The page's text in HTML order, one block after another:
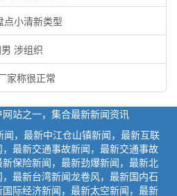
点小清新类型
涉组织
家称很正常
站之一，集合最新新闻资讯
，最新中江仓山镇新闻，最新互联
最新交通事故新闻，最新交通事故
保险新闻，最新劲爆新闻，最新北
最新台湾新闻龙卷风，最新国内石
际经济新闻，最新太空新闻，最新